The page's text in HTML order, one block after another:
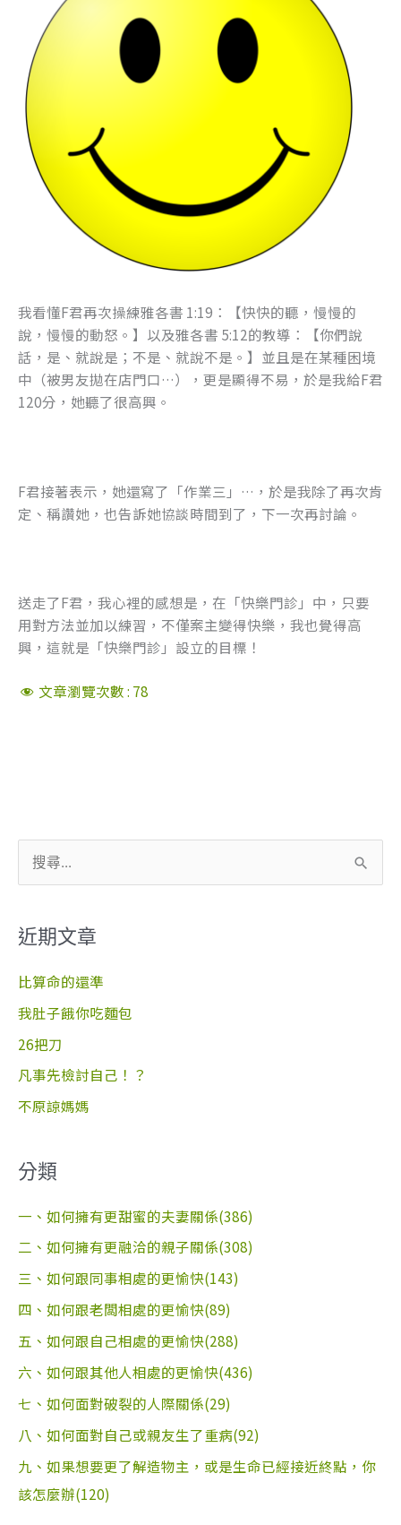
我看懂F君再次操練雅各書 1:19：【快快的聽，慢慢的
說，慢慢的動怒。】以及雅各書 5:12的教導：【你們說
話，是、就說是；不是、就說不是。】並且是在某種困境
中（被男友拋在店門口…），更是顯得不易，於是我給F君
120分，她聽了很高興。
F君接著表示，她還寫了「作業三」…，於是我除了再次肯
定、稱讚她，也告訴她協談時間到了，下一次再討論。
送走了F君，我心裡的感想是，在「快樂門診」中，只要
用對方法並加以練習，不僅案主變得快樂，我也覺得高
興，這就是「快樂門診」設立的目標！
文章瀏覽次數 : 78
尋
鍵
字
:
近期文章
比算命的還準
我肚子餓你吃麵包
26把刀
凡事先檢討自己！？
不原諒媽媽
分類
一、如何擁有更甜蜜的夫妻關係(386)
二、如何擁有更融洽的親子關係(308)
三、如何跟同事相處的更愉快(143)
四、如何跟老闆相處的更愉快(89)
五、如何跟自己相處的更愉快(288)
六、如何跟其他人相處的更愉快(436)
七、如何面對破裂的人際關係(29)
八、如何面對自己或親友生了重病(92)
九、如果想要更了解造物主，或是生命已經接近終點，你
該怎麼辦(120)